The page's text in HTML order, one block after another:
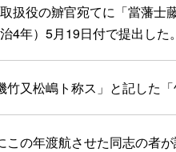
扱役の辧官宛てに「當藩
4年）5月19日付で提出した
竹又松嶋ト称ス」と記した
の年渡航させた同志の者